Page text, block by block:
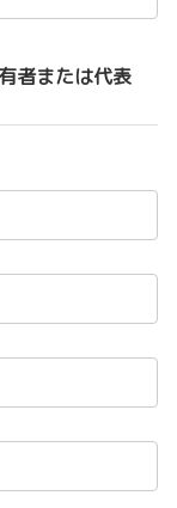
者または代表